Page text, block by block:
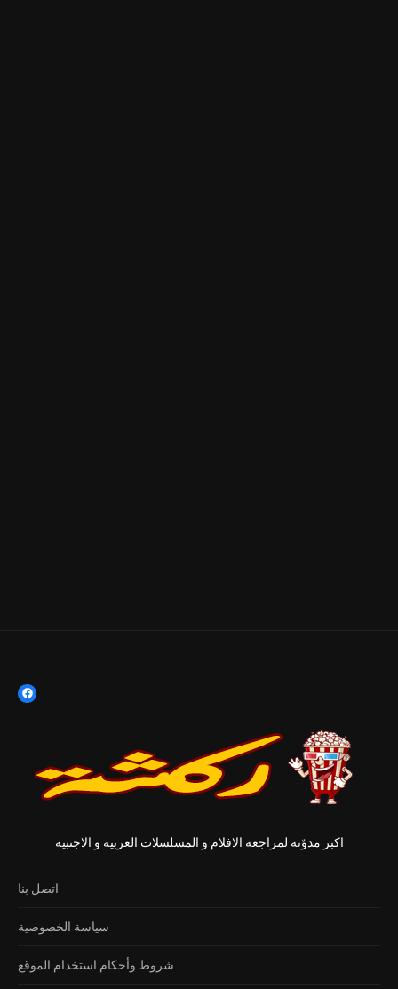
اكبر مدوّنة لمراجعة الافلام و المسلسلات العربية و الاجنبية
اتصل بنا
سياسة الخصوصية
شروط وأحكام استخدام الموقع